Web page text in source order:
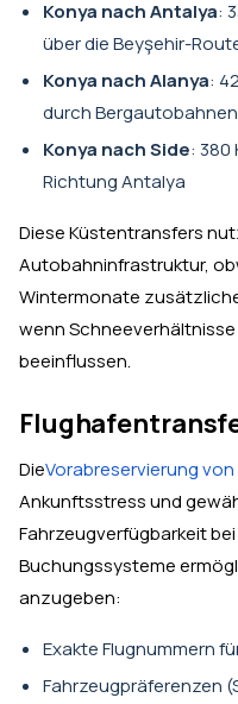
Konya nach Antalya:
über die Beyşehir-
Konya nach Alanya:
durch Bergautobahnen
Konya nach Side: 380
Richtung Antalya
Diese Küstentransfers
Autobahninfrastruktur,
Wintermonate
wenn
beeinflussen.
DieVorabreservierung
Ankunftsstress und
Fahrzeugverfügbarkeit
Buchungssysteme
anzugeben:
Exakte Flugnummern
Fahrzeugpräferenzen